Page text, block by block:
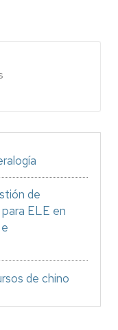
de
ELE en
de chino